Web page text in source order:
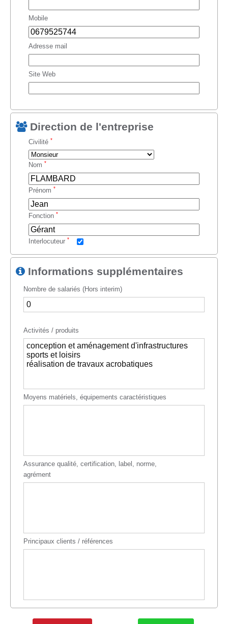
Mobile
Adresse mail
Site Web
Direction de l'entreprise
Civilité *
Nom *
Prénom *
Fonction *
Interlocuteur *
Informations supplémentaires
Nombre de salariés (Hors interim)
Activités / produits
Moyens matériels, équipements caractéristiques
Assurance qualité, certification, label, norme,
agrément
Principaux clients / références